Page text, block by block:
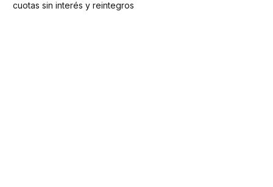
cuotas sin interés y reintegros